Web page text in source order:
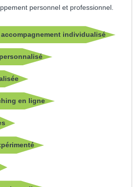
personnel et professionnel.
accompagnement individualisé
en ligne